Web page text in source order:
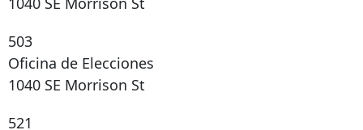
503
Oficina de Elecciones
1040 SE Morrison St
521